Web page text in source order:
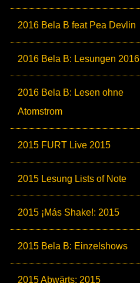
2016 Bela B feat Pea Devlin
2016 Bela B: Lesungen 2016
2016 Bela B: Lesen ohne
Atomstrom
2015 FURT Live 2015
2015 Lesung Lists of Note
2015 ¡Más Shake!: 2015
2015 Bela B: Einzelshows
2015 Abwärts: 2015